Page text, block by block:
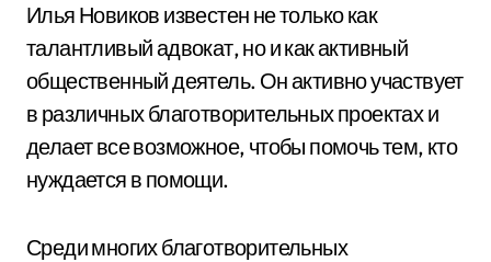
Илья Новиков известен не только как
талантливый адвокат, но и как активный
общественный деятель. Он активно участвует
в различных благотворительных проектах и
делает все возможное, чтобы помочь тем, кто
нуждается в помощи.
Среди многих благотворительных